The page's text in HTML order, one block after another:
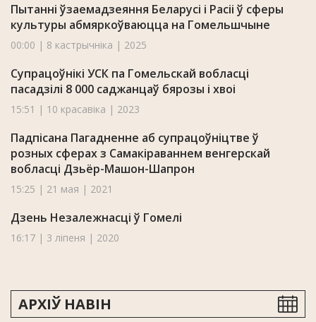
Пытанні ўзаемадзеяння Беларусі і Расіі ў сферы
культуры абмяркоўваюцца на Гомельшчыне
00:00 | 8 кастрычніка | 2025
Супрацоўнікі УСК па Гомельскай вобласці
пасадзілі 8 000 саджанцаў бярозы і хвоі
15:51 | 10 красавіка | 2023
Падпісана Пагадненне аб супрацоўніцтве ў
розных сферах з Самакіраваннем венгерскай
вобласці Дзьёр-Машон-Шапрон
15:25 | 21 мая | 2021
Дзень Незалежнасці ў Гомелі
16:17 | 3 ліпеня | 2020
АРХІЎ НАВІН